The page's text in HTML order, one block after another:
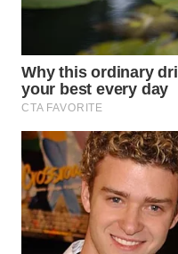
WN
MAJALENGKA
WN
SUBANG
WN
SUKABUMI
WN
PURWAKARTA